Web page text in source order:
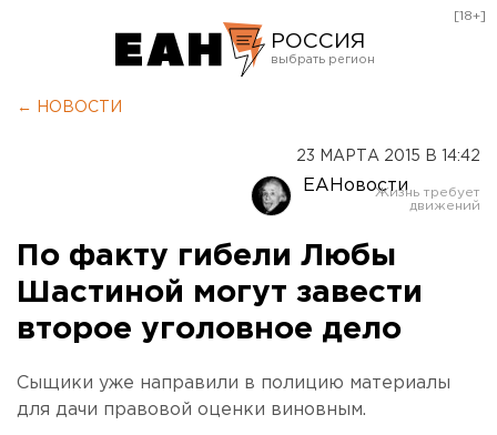
РОССИЯ
Оренбург
[18+]
← НОВОСТИ
23 МАРТА 2015 В 14:42
ЕАНовости
По факту гибели Любы
Шастиной могут завести
второе уголовное дело
Сыщики уже направили в полицию материалы
для дачи правовой оценки виновным.